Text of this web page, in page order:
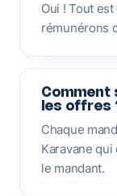
Oui ! Tout
rémunérons
Comment
les offres
Chaque
Karavane
le mandant.